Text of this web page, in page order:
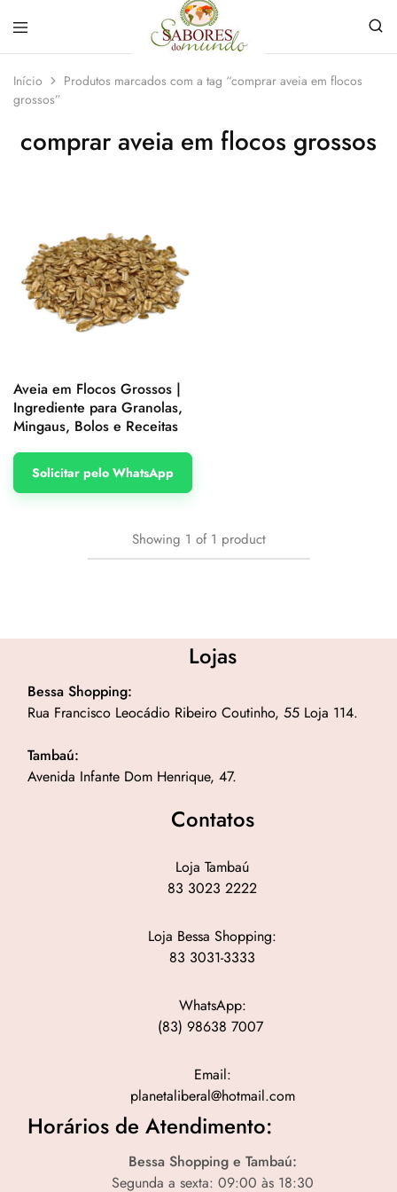
do
Mundo
loja
de
Especiarias
em
Início
Produtos marcados com a tag “comprar aveia em flocos
grossos”
comprar aveia em flocos grossos
Aveia em Flocos Grossos |
Ingrediente para Granolas,
Mingaus, Bolos e Receitas
Solicitar pelo WhatsApp
Showing 1 of 1 product
Lojas
Bessa Shopping:
Rua Francisco Leocádio Ribeiro Coutinho, 55 Loja 114.
Tambaú:
Avenida Infante Dom Henrique, 47.
Contatos
Loja Tambaú
83 3023 2222
Loja Bessa Shopping:
83 3031-3333
WhatsApp:
(83) 98638 7007
Email:
planetaliberal@hotmail.com
Horários de Atendimento:
Bessa Shopping e Tambaú:
Segunda a sexta: 09:00 às 18:30